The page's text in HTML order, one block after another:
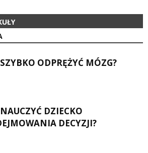
ODPRĘŻYĆ MÓZG?
DZIECKO
DECYZJI?